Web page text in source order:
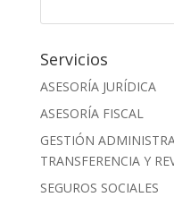
Servicios
ASESORÍA JURÍDICA
ASESORÍA FISCAL
GESTIÓN
TRANSFERENCIA Y
SEGUROS SOCIALES